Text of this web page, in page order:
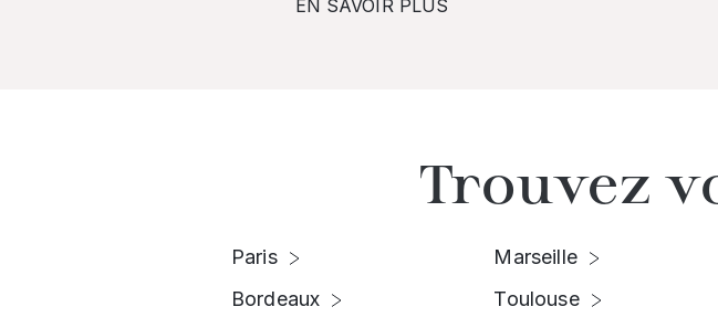
EN SAVOIR PLUS
Trouvez
Paris
Bordeaux
Marseille
Toulouse